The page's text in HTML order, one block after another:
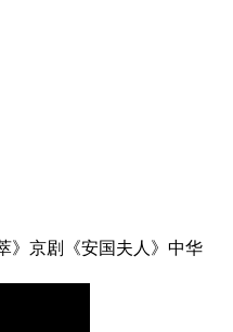
》京剧《安国夫人》中华